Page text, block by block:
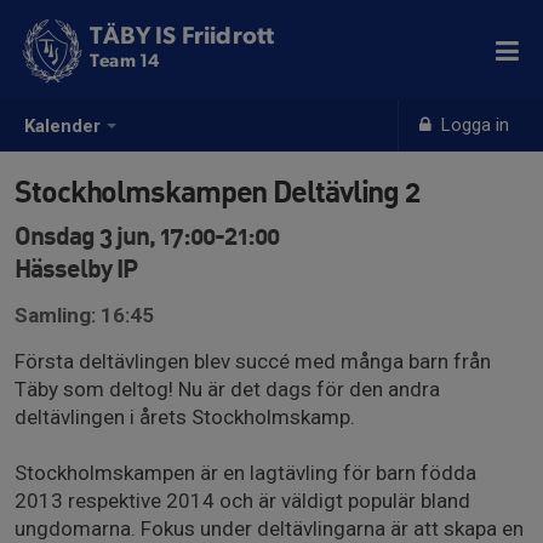
Kalender Logga in
TÄBY IS Friidrott
Team 14
Stockholmskampen Deltävling 2
Onsdag 3 jun, 17:00-21:00
Hässelby IP
Samling: 16:45
Första deltävlingen blev succé med många barn från
Täby som deltog! Nu är det dags för den andra
deltävlingen i årets Stockholmskamp.
Stockholmskampen är en lagtävling för barn födda
2013 respektive 2014 och är väldigt populär bland
ungdomarna. Fokus under deltävlingarna är att skapa en